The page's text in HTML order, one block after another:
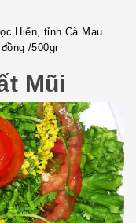
Hiển, tỉnh Cà Mau
/500gr
Mũi